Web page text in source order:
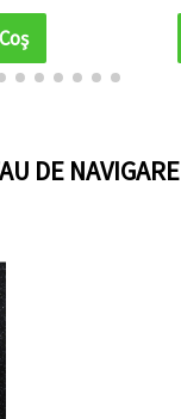
DE NAVIGARE